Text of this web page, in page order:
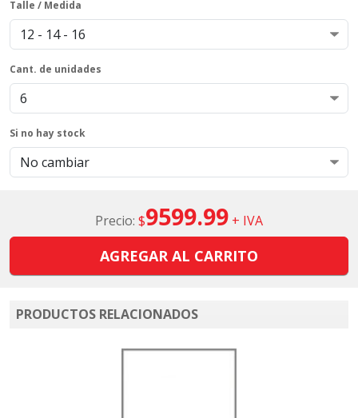
Talle / Medida
Cant. de unidades
Si no hay stock
Precio: $9599.99 + IVA
AGREGAR AL CARRITO
PRODUCTOS RELACIONADOS